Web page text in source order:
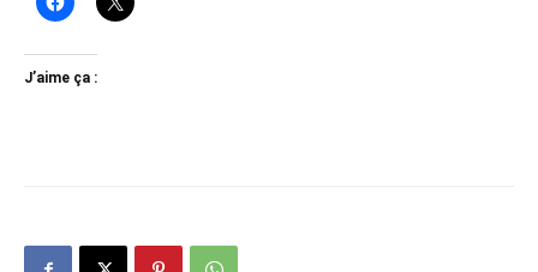
J’aime ça :